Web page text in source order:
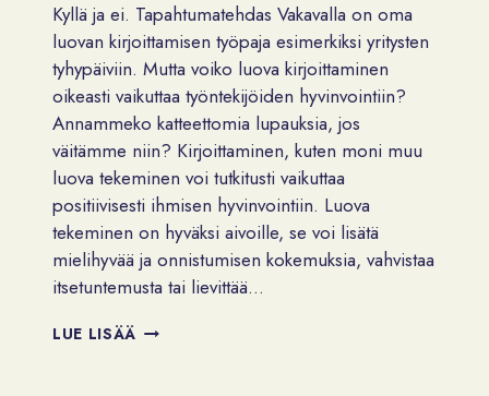
Kyllä ja ei. Tapahtumatehdas Vakavalla on oma
luovan kirjoittamisen työpaja esimerkiksi yritysten
tyhypäiviin. Mutta voiko luova kirjoittaminen
oikeasti vaikuttaa työntekijöiden hyvinvointiin?
Annammeko katteettomia lupauksia, jos
väitämme niin? Kirjoittaminen, kuten moni muu
luova tekeminen voi tutkitusti vaikuttaa
positiivisesti ihmisen hyvinvointiin. Luova
tekeminen on hyväksi aivoille, se voi lisätä
mielihyvää ja onnistumisen kokemuksia, vahvistaa
itsetuntemusta tai lievittää…
LUE LISÄÄ VOIKO